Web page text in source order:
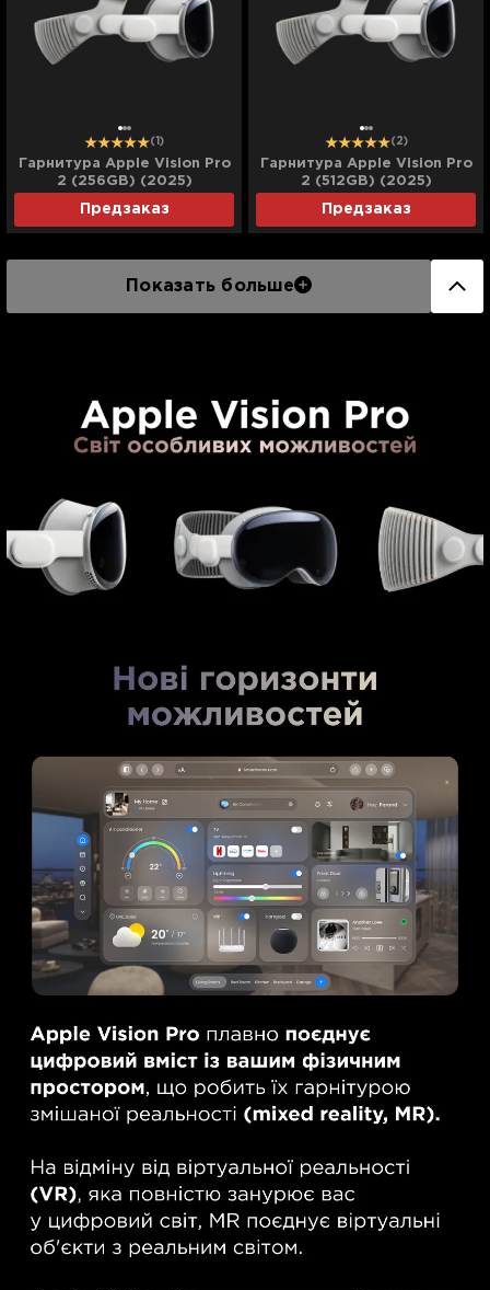
(1)
Гарнитура Apple Vision Pro
2 (256GB) (2025)
Предзаказ
(2)
Гарнитура Apple Vision Pro
2 (512GB) (2025)
Предзаказ
Показать больше